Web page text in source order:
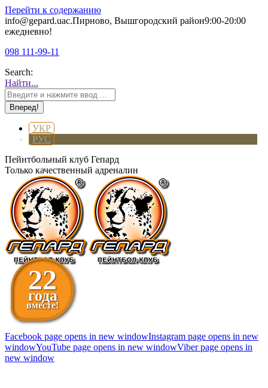
Перейти к содержанию
info@gepard.uaс.Пирново, Вышгородский район9:00-20:00
ежедневно!
098 111-99-11
Search:
Найти...
УКР
РУС
Пейнтбольный клуб Гепард
Только качественный адреналин
22
года
вместе!
Facebook page opens in new windowInstagram page opens in new
windowYouTube page opens in new windowViber page opens in
new window